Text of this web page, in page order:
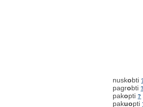
nuskobti
pagrobti?
pakopti?
pakuopti